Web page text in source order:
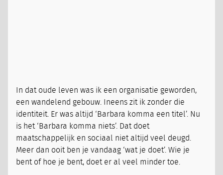
In dat oude leven was ik een organisatie geworden,
een wandelend gebouw. Ineens zit ik zonder die
identiteit. Er was altijd ‘Barbara komma een titel’. Nu
is het ‘Barbara komma niets’. Dat doet
maatschappelijk en sociaal niet altijd veel deugd.
Meer dan ooit ben je vandaag ‘wat je doet’. Wie je
bent of hoe je bent, doet er al veel minder toe.